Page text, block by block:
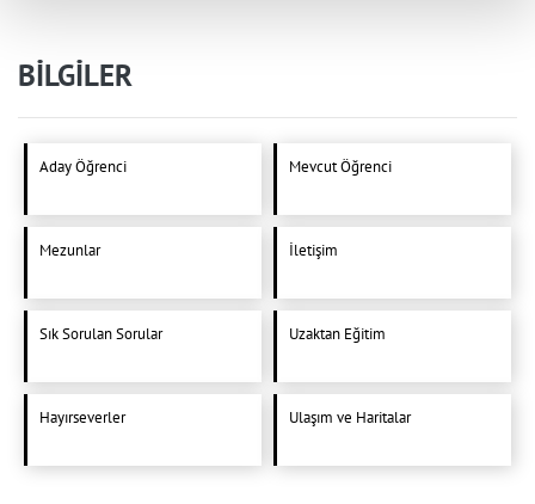
BİLGİLER
Aday Öğrenci Mevcut Öğrenci
Mezunlar İletişim
Sık Sorulan Sorular Uzaktan Eğitim
Hayırseverler Ulaşım ve Haritalar